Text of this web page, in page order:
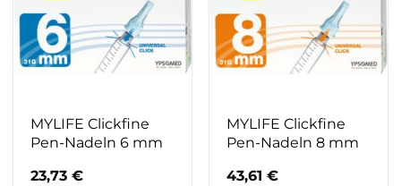
MYLIFE Clickfine
Pen-Nadeln 6 mm
23,73€
MYLIFE Clickfine
Pen-Nadeln 8 mm
43,61€